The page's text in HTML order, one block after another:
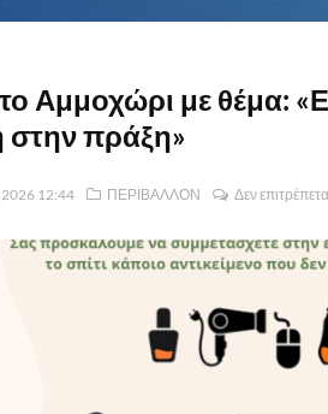
Αμμοχώρι με θέμα:
πράξη»
2026 12:44 ΠΕΡΙΒΑΛΛΟΝ Δεν